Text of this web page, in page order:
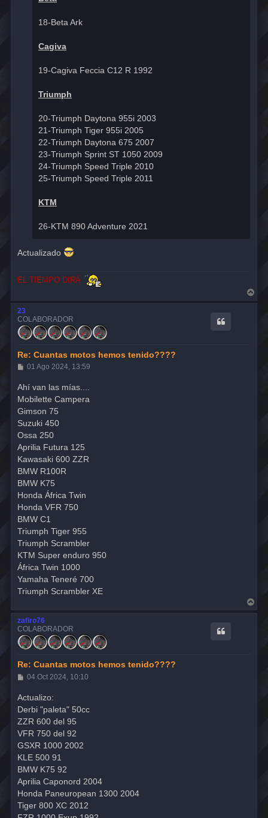
18-Beta Ark
Cagiva
19-Cagiva Feccia C12 R 1992
Triumph
20-Triumph Daytona 955i 2003
21-Triumph Tiger 955i 2005
22-Triumph Daytona 675 2007
23-Triumph Sprint ST 1050 2009
24-Triumph Speed Triple 2010
25-Triumph Speed Triple 2011
KTM
26-KTM 890 Adventure 2021
Actualizado
EL TIEMPO DIRÁ
r
23
COLABORADOR
Re: Cuantas motos hemos tenido????
M
n
s
a
j
e
01 Ago 2024, 13:59
Ahí van las mías....
Mobilette Campera
Gimson 75
Suzuki 450
Ossa 250
Aprilia Futura 125
Kawasaki 600 ZZR
BMW R100R
BMW K75
Honda África Twin
Honda VFR 750
BMW C1
Triumph Tiger 955
Triumph Scrambler
KTM Super enduro 950
África Twin 1000
Yamaha Teneré 700
Triumph Scrambler XE
r
zafiro76
COLABORADOR
Re: Cuantas motos hemos tenido????
M
s
a
j
e
04 Oct 2024, 10:10
Actualizo:
Derbi "paleta" 50cc
ZZR 600 del 95
VFR 750 del 92
GSXR 1000 2002
KLE 500 91
BMW K75 92
Aprilia Caponord 2004
Honda Paneuropean 1300 2004
Tiger 800 XC 2012